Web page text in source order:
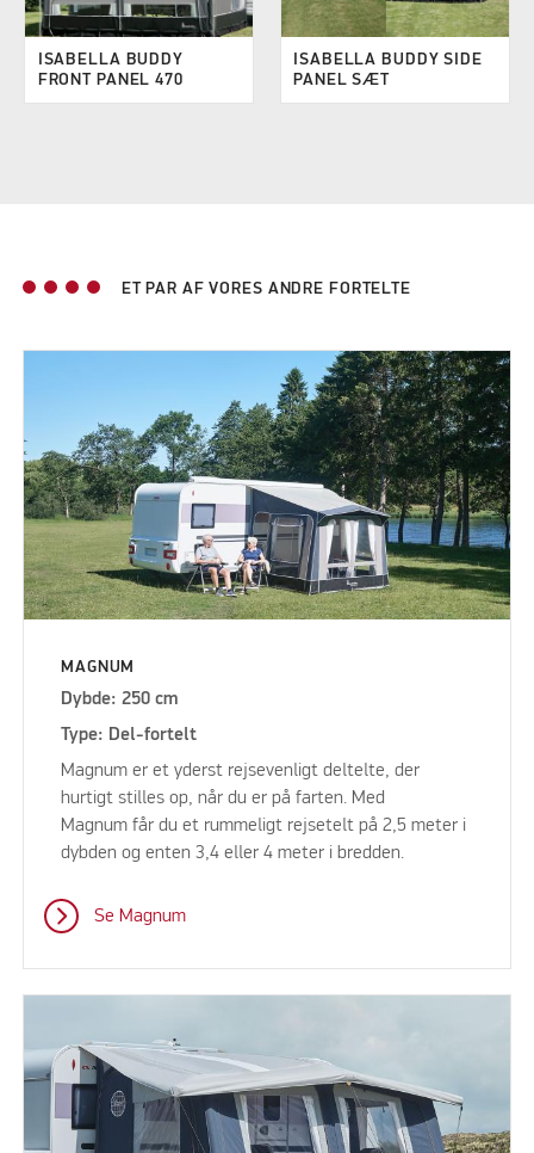
ISABELLA BUDDY
FRONT PANEL 470
ISABELLA BUDDY SIDE
PANEL SÆT
ET PAR AF VORES ANDRE FORTELTE
MAGNUM
Dybde: 250 cm
Type: Del-fortelt
Magnum er et yderst rejsevenligt deltelte, der
hurtigt stilles op, når du er på farten. Med
Magnum får du et rummeligt rejsetelt på 2,5 meter i
dybden og enten 3,4 eller 4 meter i bredden.
Se Magnum